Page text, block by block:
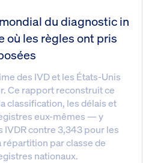
du diagnostic in
où les règles ont pris
des IVD et les États-Unis
Ce rapport reconstruit ce
classification, les délais et
eux-mêmes — y
contre 3,343 pour les
par classe de
nationaux.